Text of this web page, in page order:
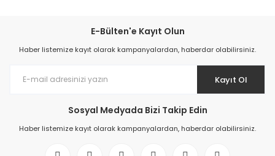
E-Bülten'e Kayıt Olun
Haber listemize kayıt olarak kampanyalardan, haberdar olabilirsiniz.
Kayıt Ol
Sosyal Medyada Bizi Takip Edin
Haber listemize kayıt olarak kampanyalardan, haberdar olabilirsiniz.